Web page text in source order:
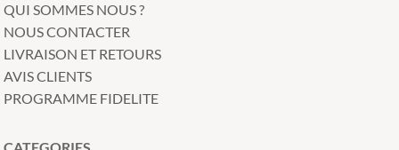
QUI SOMMES NOUS ?
NOUS CONTACTER
LIVRAISON ET RETOURS
AVIS CLIENTS
PROGRAMME FIDELITE